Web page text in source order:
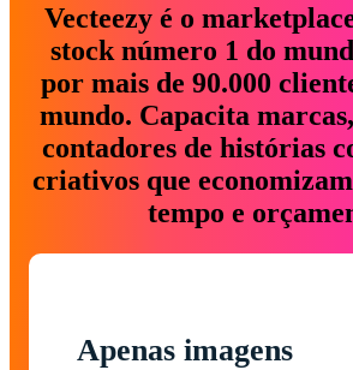
Vecteezy é o
stock número 1 do
por mais de 90.000
mundo. Capacita
contadores de histórias
criativos que
tempo e
Apenas imagens